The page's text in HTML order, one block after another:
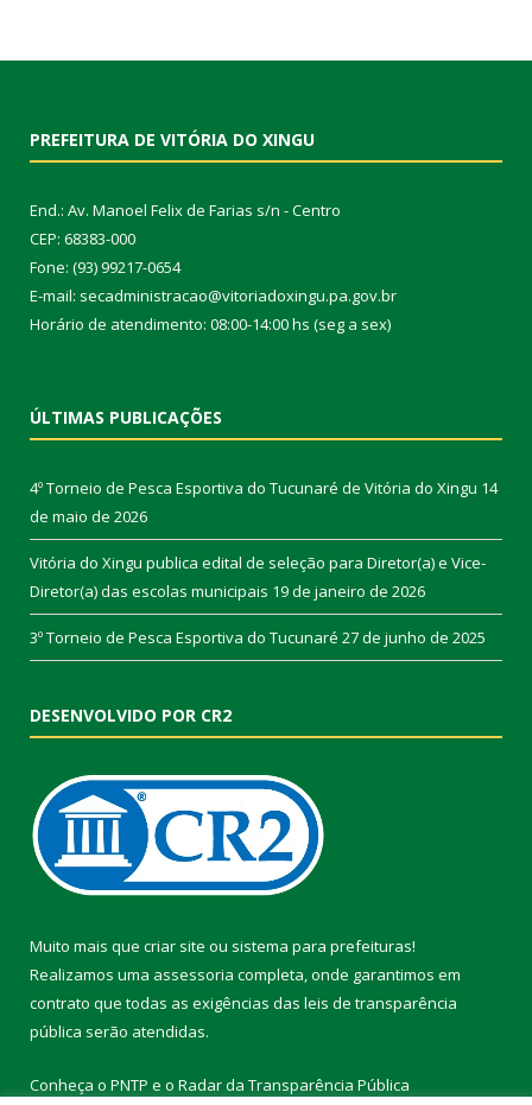
PREFEITURA DE VITÓRIA DO XINGU
End.: Av. Manoel Felix de Farias s/n - Centro
CEP: 68383-000
Fone: (93) 99217-0654
E-mail: secadministracao@vitoriadoxingu.pa.gov.br
Horário de atendimento: 08:00-14:00 hs (seg a sex)
ÚLTIMAS PUBLICAÇÕES
4º Torneio de Pesca Esportiva do Tucunaré de Vitória do Xingu 14
de maio de 2026
Vitória do Xingu publica edital de seleção para Diretor(a) e Vice-
Diretor(a) das escolas municipais 19 de janeiro de 2026
3º Torneio de Pesca Esportiva do Tucunaré 27 de junho de 2025
DESENVOLVIDO POR CR2
Muito mais que criar site ou sistema para prefeituras!
Realizamos uma assessoria completa, onde garantimos em
contrato que todas as exigências das leis de transparência
pública serão atendidas.
Conheça o PNTP e o Radar da Transparência Pública